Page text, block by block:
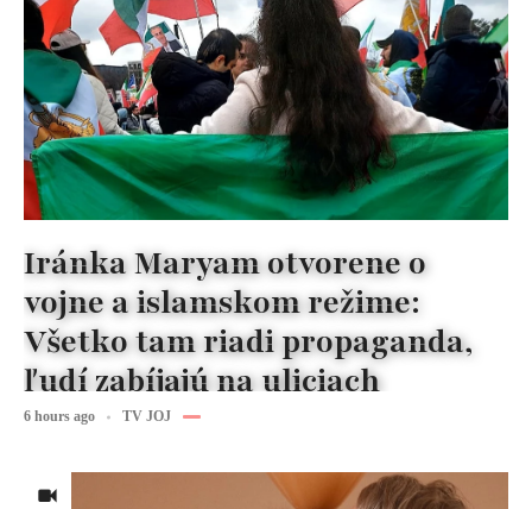
Iránka Maryam otvorene o
vojne a islamskom režime:
Všetko tam riadi propaganda,
ľudí zabíjajú na uliciach
6 hours ago TV JOJ